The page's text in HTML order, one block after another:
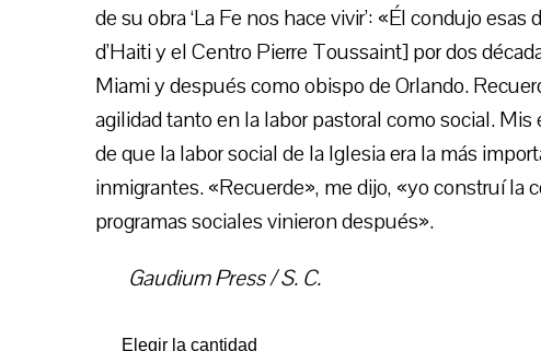
de su obra ‘La Fe nos hace vivir’: «Él condujo
d’Haiti y el Centro Pierre Toussaint] por dos
Miami y después como obispo de Orlando.
agilidad tanto en la labor pastoral como social.
de que la labor social de la Iglesia era la más
inmigrantes. «Recuerde», me dijo, «yo construí la
programas sociales vinieron después».
Gaudium Press / S. C.